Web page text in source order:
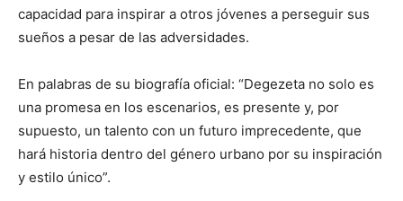
capacidad para inspirar a otros jóvenes a perseguir sus
sueños a pesar de las adversidades.
En palabras de su biografía oficial: “Degezeta no solo es
una promesa en los escenarios, es presente y, por
supuesto, un talento con un futuro imprecedente, que
hará historia dentro del género urbano por su inspiración
y estilo único”.